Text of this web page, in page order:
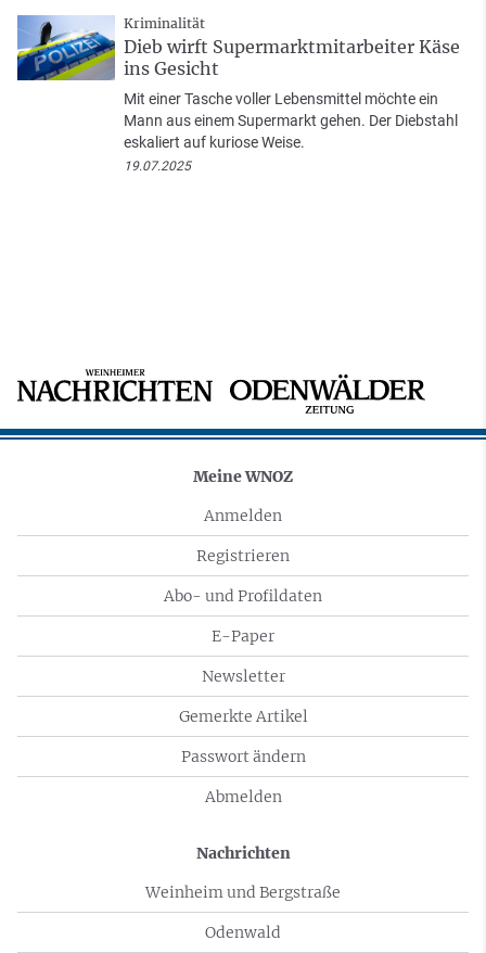
Kriminalität
Dieb wirft Supermarktmitarbeiter Käse
ins Gesicht
Mit einer Tasche voller Lebensmittel möchte ein
Mann aus einem Supermarkt gehen. Der Diebstahl
eskaliert auf kuriose Weise.
19.07.2025
Meine WNOZ
Anmelden
Registrieren
Abo- und Profildaten
E-Paper
Newsletter
Gemerkte Artikel
Passwort ändern
Abmelden
Nachrichten
Weinheim und Bergstraße
Odenwald